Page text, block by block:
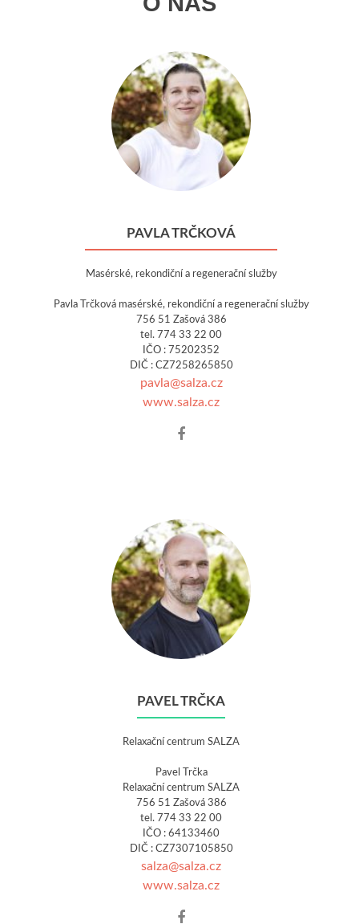
PAVLA TRČKOVÁ
Masérské, rekondiční a regenerační služby
Pavla Trčková masérské, rekondiční a regenerační služby
756 51 Zašová 386
tel. 774 33 22 00
IČO : 75202352
DIČ : CZ7258265850
pavla@salza.cz
www.salza.cz
Facebook
Trčková
PAVEL TRČKA
Relaxační centrum SALZA
Pavel Trčka
Relaxační centrum SALZA
756 51 Zašová 386
tel. 774 33 22 00
IČO : 64133460
DIČ : CZ7307105850
salza@salza.cz
www.salza.cz
Facebook